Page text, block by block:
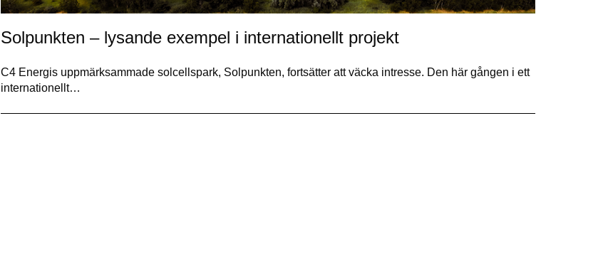
Solpunkten – lysande exempel i internationellt projekt
C4 Energis uppmärksammade solcellspark, Solpunkten, fortsätter att väcka intresse. Den här gången i ett
internationellt…